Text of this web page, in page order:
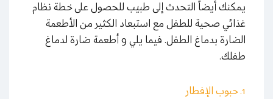
يمكنك أيضاً التحدث إلى طبيب للحصول على خطة نظام
غذائي صحية للطفل مع استبعاد الكثير من الأطعمة
الضارة بدماغ الطفل. فيما يلي 9 أطعمة ضارة لدماغ
طفلك.
1. حبوب الإفطار